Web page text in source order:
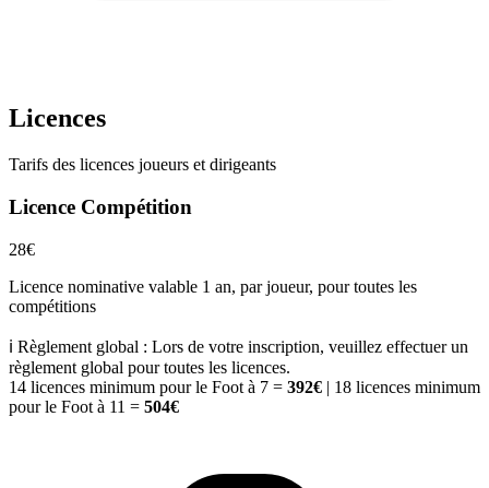
Licences
Tarifs des licences joueurs et dirigeants
Licence Compétition
28€
Licence nominative valable 1 an, par joueur, pour toutes les
compétitions
ℹ️ Règlement global : Lors de votre inscription, veuillez effectuer un
règlement global pour toutes les licences.
14 licences minimum pour le Foot à 7 = 392€ | 18 licences minimum
pour le Foot à 11 = 504€